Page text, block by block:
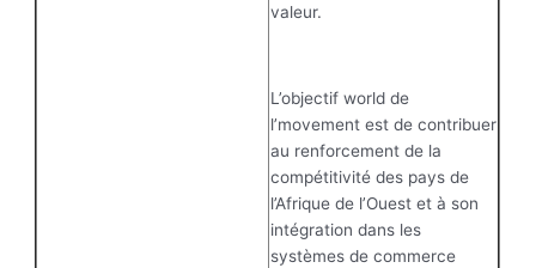
valeur.
L’objectif world de
l’movement est de contribuer
au renforcement de la
compétitivité des pays de
l’Afrique de l’Ouest et à son
intégration dans les
systèmes de commerce